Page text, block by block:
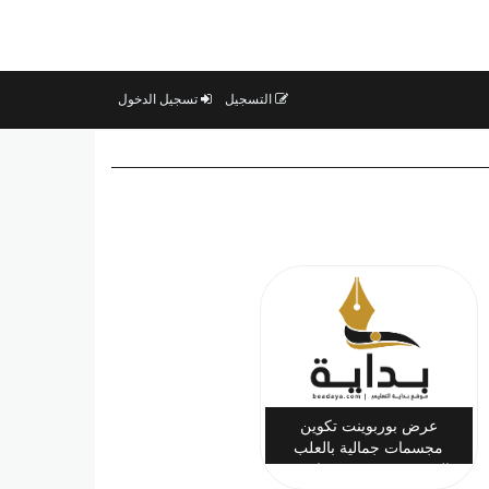
التسجيل تسجيل الدخول
عرض بوربوينت تكوين
مجسمات جمالية بالعلب